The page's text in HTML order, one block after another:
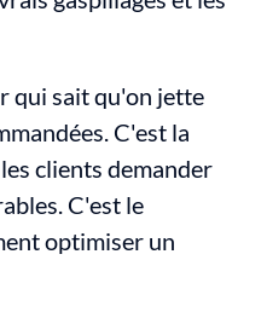
qui sait qu'on jette
C'est la
clients demander
C'est le
optimiser un